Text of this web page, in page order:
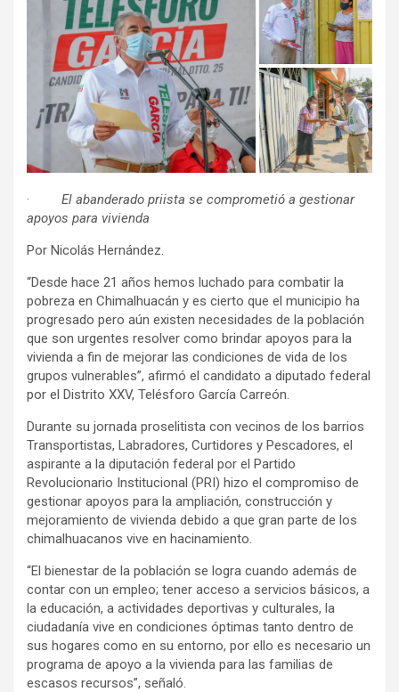
· El abanderado priista se comprometió a gestionar
apoyos para vivienda
Por Nicolás Hernández.
“Desde hace 21 años hemos luchado para combatir la
pobreza en Chimalhuacán y es cierto que el municipio ha
progresado pero aún existen necesidades de la población
que son urgentes resolver como brindar apoyos para la
vivienda a fin de mejorar las condiciones de vida de los
grupos vulnerables”, afirmó el candidato a diputado federal
por el Distrito XXV, Telésforo García Carreón.
Durante su jornada proselitista con vecinos de los barrios
Transportistas, Labradores, Curtidores y Pescadores, el
aspirante a la diputación federal por el Partido
Revolucionario Institucional (PRI) hizo el compromiso de
gestionar apoyos para la ampliación, construcción y
mejoramiento de vivienda debido a que gran parte de los
chimalhuacanos vive en hacinamiento.
“El bienestar de la población se logra cuando además de
contar con un empleo; tener acceso a servicios básicos, a
la educación, a actividades deportivas y culturales, la
ciudadanía vive en condiciones óptimas tanto dentro de
sus hogares como en su entorno, por ello es necesario un
programa de apoyo a la vivienda para las familias de
escasos recursos”, señaló.